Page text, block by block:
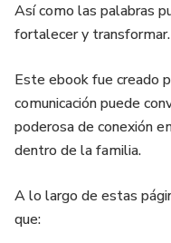
Así como las palabras
fortalecer y transformar.
Este ebook fue creado
comunicación puede
poderosa de conexión
dentro de la familia.
A lo largo de estas
que: